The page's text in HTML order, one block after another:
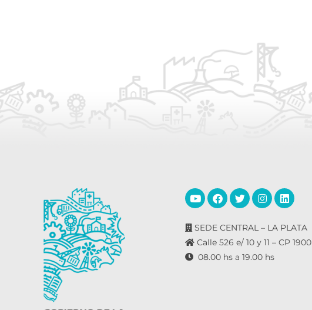
SEDE CENTRAL – LA PLATA
Calle 526 e/ 10 y 11 – CP 1900
08.00 hs a 19.00 hs